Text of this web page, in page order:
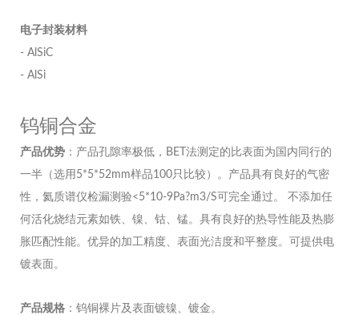
电子封装材料
- AlSiC
- AlSi
钨铜合金
产品优势 ：产品孔隙率极低，BET法测定的比表面为国内同行的
一半（选用5*5*52mm样品100只比较）。产品具有良好的气密
性，氦质谱仪检漏测验<5*10-9Pa?m3/S可完全通过。 不添加任
何活化烧结元素如铁、镍、钴、锰。具有良好的热导性能及热膨
胀匹配性能。优异的加工精度、表面光洁度和平整度。可提供电
镀表面。
产品规格 ：钨铜裸片及表面镀镍、镀金。